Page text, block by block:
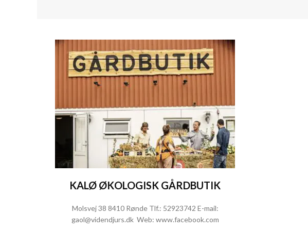
KALØ ØKOLOGISK GÅRDBUTIK
Molsvej 38 8410 Rønde Tlf.: 52923742 E-mail:
gaol@videndjurs.dk Web: www.facebook.com